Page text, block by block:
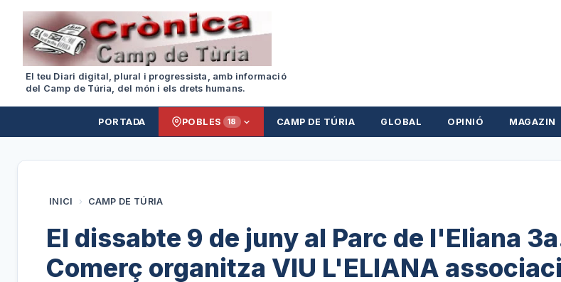
El teu Diari digital, plural i progressista, amb informació
del Camp de Túria, del món i els drets humans.
PORTADA POBLES 18 CAMP DE TÚRIA GLOBAL OPINIÓ MAGAZIN
INICI › CAMP DE TÚRIA
El dissabte 9 de juny al Parc de l'Eliana
Comerç organitza VIU L'ELIANA